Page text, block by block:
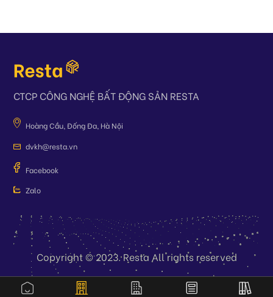
CTCP CÔNG NGHỆ BẤT ĐỘNG SẢN RESTA
Hoàng Cầu, Đống Đa, Hà Nội
dvkh@resta.vn
Facebook
Zalo
Copyright © 2023. Resta All rights reserved